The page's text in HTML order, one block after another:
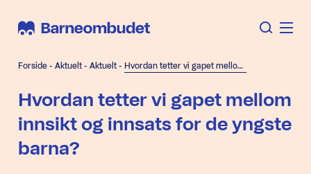
Forside - Aktuelt - Aktuelt - Hvordan tetter vi gapet mellom innsikt og innsats for de yngste barna?
Hvordan tetter vi gapet mellom
innsikt og innsats for de yngste
barna?